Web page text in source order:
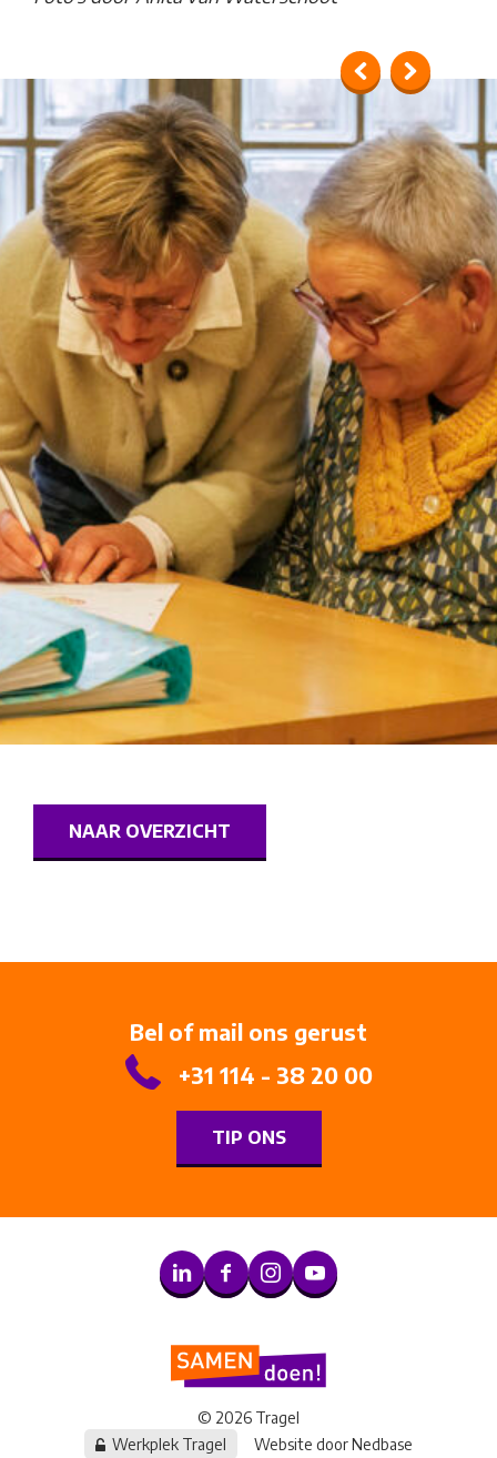
NAAR OVERZICHT
Bel of mail ons gerust
+31 114 - 38 20 00
TIP ONS
© 2026 Tragel
Werkplek Tragel
Website doorNedbase